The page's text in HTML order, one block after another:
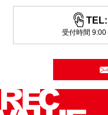
TEL:
受付時間 9:00